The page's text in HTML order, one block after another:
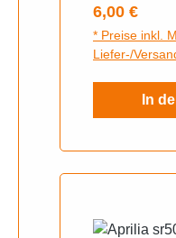
Regulärer
6,00 €
* Preise inkl.
Liefer-/
In